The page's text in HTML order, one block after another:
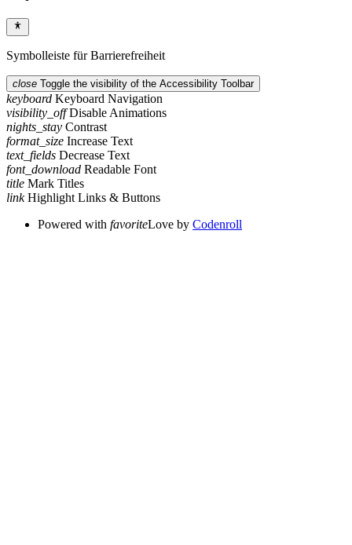
Symbolleiste für Barrierefreiheit
close Toggle the visibility of the Accessibility Toolbar
keyboard Keyboard Navigation
visibility_off Disable Animations
nights_stay Contrast
format_size Increase Text
text_fields Decrease Text
font_download Readable Font
title Mark Titles
link Highlight Links & Buttons
Powered with favoriteLove by Codenroll